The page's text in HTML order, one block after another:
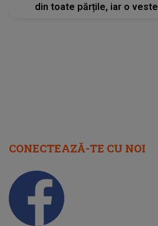
din toate părțile, iar o veste
CONECTEAZĂ-TE CU NOI